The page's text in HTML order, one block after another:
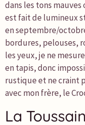
dans les tons
est fait de lumineux
en septembre/
bordures, pelouses,
les yeux, je ne
en tapis, donc
rustique et ne craint
avec mon frère, le
La